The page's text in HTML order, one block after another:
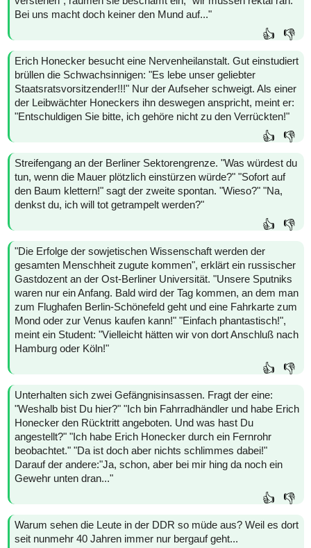
Bei uns macht doch keiner den Mund auf..."
👍 👎
Erich Honecker besucht eine Nervenheilanstalt. Gut einstudiert
brüllen die Schwachsinnigen: "Es lebe unser geliebter
Staatsratsvorsitzender!!!" Nur der Aufseher schweigt. Als einer
der Leibwächter Honeckers ihn deswegen anspricht, meint er:
"Entschuldigen Sie bitte, ich gehöre nicht zu den Verrückten!"
👍 👎
Streifengang an der Berliner Sektorengrenze. "Was würdest du
tun, wenn die Mauer plötzlich einstürzen würde?" "Sofort auf
den Baum klettern!" sagt der zweite spontan. "Wieso?" "Na,
denkst du, ich will tot getrampelt werden?"
👍 👎
"Die Erfolge der sowjetischen Wissenschaft werden der
gesamten Menschheit zugute kommen", erklärt ein russischer
Gastdozent an der Ost-Berliner Universität. "Unsere Sputniks
waren nur ein Anfang. Bald wird der Tag kommen, an dem man
zum Flughafen Berlin-Schönefeld geht und eine Fahrkarte zum
Mond oder zur Venus kaufen kann!" "Einfach phantastisch!",
meint ein Student: "Vielleicht hätten wir von dort Anschluß nach
Hamburg oder Köln!"
👍 👎
Unterhalten sich zwei Gefängnisinsassen. Fragt der eine:
"Weshalb bist Du hier?" "Ich bin Fahrradhändler und habe Erich
Honecker den Rücktritt angeboten. Und was hast Du
angestellt?" "Ich habe Erich Honecker durch ein Fernrohr
beobachtet." "Da ist doch aber nichts schlimmes dabei!"
Darauf der andere:"Ja, schon, aber bei mir hing da noch ein
Gewehr unten dran..."
👍 👎
Warum sehen die Leute in der DDR so müde aus? Weil es dort
seit nunmehr 40 Jahren immer nur bergauf geht...